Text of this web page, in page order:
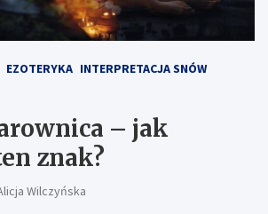
EZOTERYKA INTERPRETACJA SNÓW
– jak
znak?
Wilczyńska